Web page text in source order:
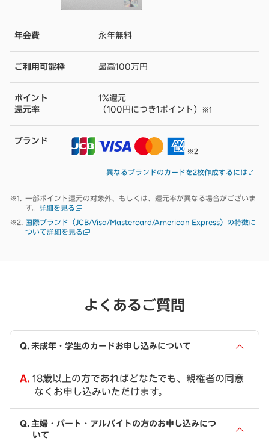
年会費 永年無料
ご利用可能枠 最高100万円
ポイント
還元率
1%還元
（100円につき1ポイント）
※1
ブランド
※2
異なるブランドのカードを2枚作成するには
一部ポイント還元の対象外、もしくは、還元率が異なる場合がございま
す。 詳細を見る
国際ブランド（JCB/Visa/Mastercard/American Express）の特徴に
ついて詳細を見る
よくあるご質問
未成年・学生のカードお申し込みについて
18歳以上の方であればどなたでも、親権者の同意
なくお申し込みいただけます。
主婦・パート・アルバイトの方のお申し込みにつ
いて